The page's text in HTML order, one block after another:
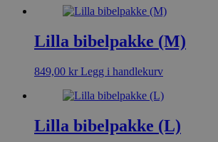
Lilla bibelpakke (M)
849,00 kr Legg i handlekurv
Lilla bibelpakke (L)